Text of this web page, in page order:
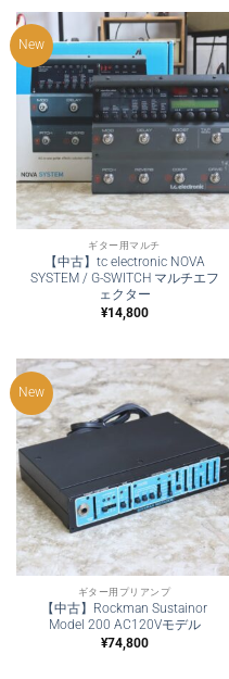
New
ギター用マルチ
【中古】tc electronic NOVA
SYSTEM / G-SWITCH マルチエフ
ェクター
¥14,800
New
ギター用プリアンプ
【中古】Rockman Sustainor
Model 200 AC120Vモデル
¥74,800